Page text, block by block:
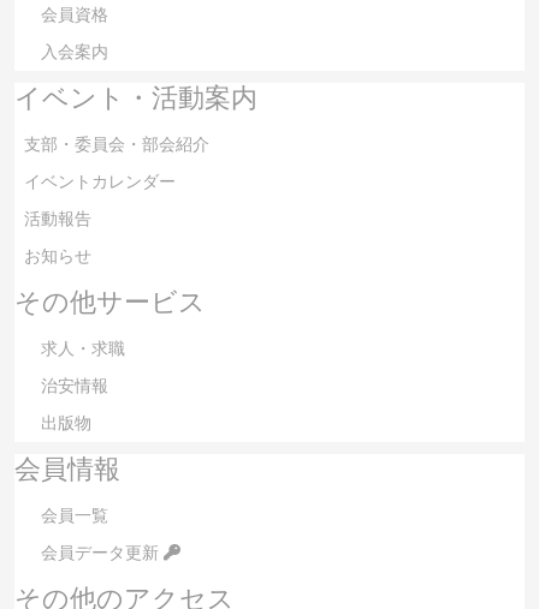
会員資格
入会案内
イベント・活動案内
支部・委員会・部会紹介
イベントカレンダー
活動報告
お知らせ
その他サービス
求人・求職
治安情報
出版物
会員情報
会員一覧
会員データ更新
その他のアクセス